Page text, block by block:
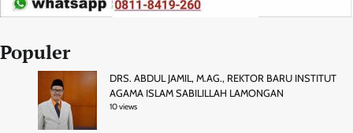
Populer
DRS. ABDUL JAMIL, M.AG., REKTOR BARU INSTITUT
AGAMA ISLAM SABILILLAH LAMONGAN
10 views